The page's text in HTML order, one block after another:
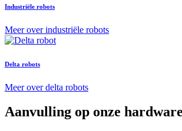
Industriële robots
Meer over industriële robots
Delta robots
Meer over delta robots
Aanvulling op onze